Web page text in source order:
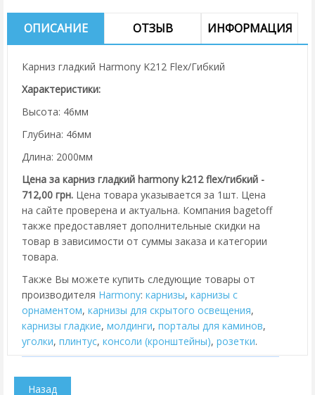
ОПИСАНИЕ ОТЗЫВ ИНФОРМАЦИЯ
Карниз гладкий Harmony K212 Flex/Гибкий
Характеристики:
Высота: 46мм
Глубина: 46мм
Длина: 2000мм
Цена за карниз гладкий harmony k212 flex/гибкий -
712,00 грн. Цена товара указывается за 1шт. Цена
на сайте проверена и актуальна. Компания bagetoff
также предоставляет дополнительные скидки на
товар в зависимости от суммы заказа и категории
товара.
Также Вы можете купить следующие товары от
производителя Harmony: карнизы, карнизы с
орнаментом, карнизы для скрытого освещения,
карнизы гладкие, молдинги, порталы для каминов,
уголки, плинтус, консоли (кронштейны), розетки.